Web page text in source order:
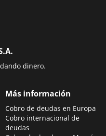
dinero.
Más información
Cobro de deudas en Europa
Cobro internacional de
deudas